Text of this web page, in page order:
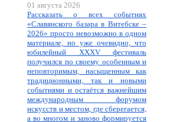
01 августа 2026
Рассказать о всех событиях
«Славянского базара в Витебске –
2026» просто невозможно в одном
материале, но уже очевидно, что
юбилейный XXXV фестиваль
получился по своему особенным и
неповторимым, насыщенным как
традиционными, так и новыми
событиями и остаётся важнейшим
международным форумом
искусств и местом, где сберегается,
а во многом и заново формируется